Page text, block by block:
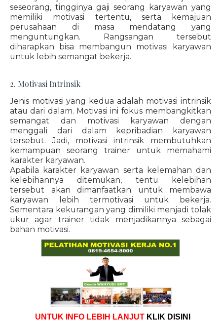
seseorang, tingginya gaji seorang karyawan yang
memiliki motivasi tertentu, serta kemajuan
perusahaan di masa mendatang yang
menguntungkan. Rangsangan tersebut
diharapkan bisa membangun motivasi karyawan
untuk lebih semangat bekerja.
2. Motivasi Intrinsik
Jenis motivasi yang kedua adalah motivasi intrinsik
atau dari dalam. Motivasi ini fokus membangkitkan
semangat dan motivasi karyawan dengan
menggali dari dalam kepribadian karyawan
tersebut. Jadi, motivasi intrinsik membutuhkan
kemampuan seorang trainer untuk memahami
karakter karyawan.
Apabila karakter karyawan serta kelemahan dan
kelebihannya ditemukan, tentu kelebihan
tersebut akan dimanfaatkan untuk membawa
karyawan lebih termotivasi untuk bekerja.
Sementara kekurangan yang dimiliki menjadi tolak
ukur agar trainer tidak menjadikannya sebagai
bahan motivasi.
UNTUK INFO LEBIH LANJUT KLIK DISINI